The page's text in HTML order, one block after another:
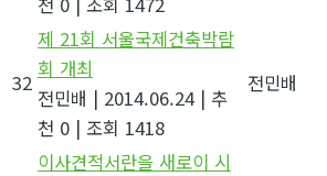
32
제 21회 서울국제건축박람
회 개최
전민배 | 2014.06.24 | 추
천 0 | 조회 1418
전민배
이사견적서란을 새로이 시